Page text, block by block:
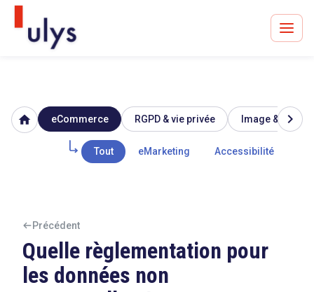
Avocats à Paris & Bruxelles
Leader en droit de l'innovation depuis 30 ans
home eCommerce RGPD & vie privée Image &
Tout eMarketing Accessibilité
chevron_right
Précédent
Quelle règlementation pour
les données non